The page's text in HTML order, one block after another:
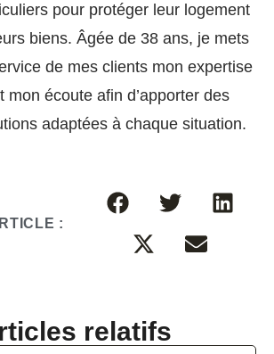
pour protéger leur logement
biens. Âgée de 38 ans, je mets
de mes clients mon expertise
mon écoute afin d’apporter des
adaptées à chaque situation.
:
relatifs